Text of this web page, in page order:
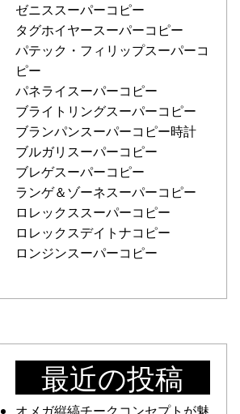
ゼニススーパーコピー
タグホイヤースーパーコピー
パテック・フィリップスーパーコ
ピー
パネライスーパーコピー
ブライトリングスーパーコピー
ブランパンスーパーコピー時計
ブルガリスーパーコピー
ブレゲスーパーコピー
ランゲ＆ゾーネスーパーコピー
ロレックススーパーコピー
ロレックスデイトナコピー
ロンジンスーパーコピー
最近の投稿